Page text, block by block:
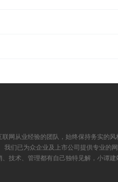
网从业经验的团队，始终保持务实的
我们已为众企业及上市公司提供专业的
技术、管理都有自己独特见解，小谭建